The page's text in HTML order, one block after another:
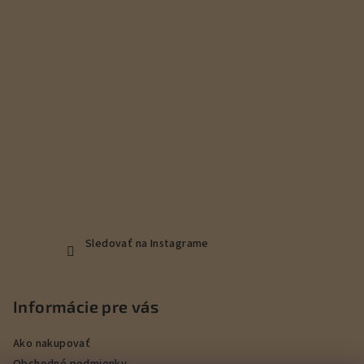
Sledovať na Instagrame
Informácie pre vás
Ako nakupovať